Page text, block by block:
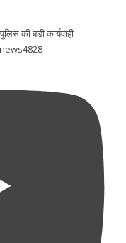
की बड़ी कार्यवाही